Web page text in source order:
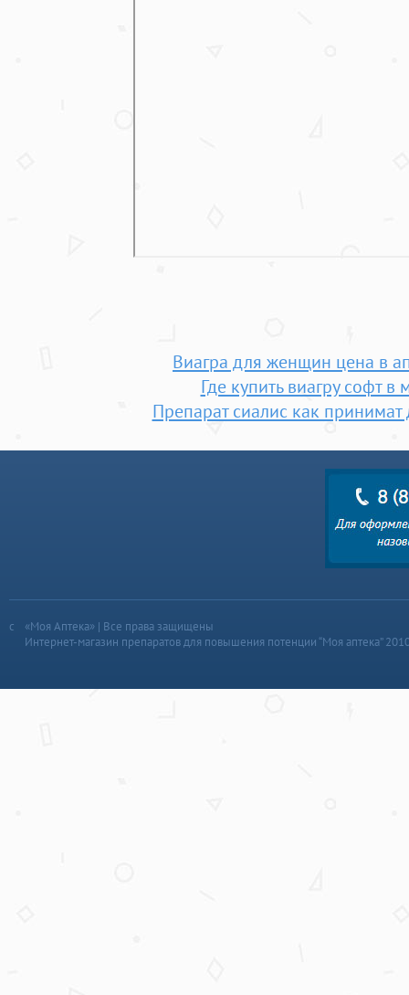
Виагра для женщин цена в
Где купить виагру софт в
Препарат сиалис как принимат
«Моя Аптека» | Все права защищены
Интернет-магазин препаратов для повышения потенции “Моя аптека”